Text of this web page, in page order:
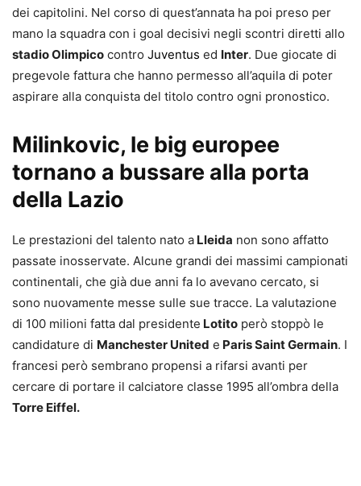
dei capitolini. Nel corso di quest’annata ha poi preso per
mano la squadra con i goal decisivi negli scontri diretti allo
stadio Olimpico contro Juventus ed Inter. Due giocate di
pregevole fattura che hanno permesso all’aquila di poter
aspirare alla conquista del titolo contro ogni pronostico.
Milinkovic, le big europee
tornano a bussare alla porta
della Lazio
Le prestazioni del talento nato a Lleida non sono affatto
passate inosservate. Alcune grandi dei massimi campionati
continentali, che già due anni fa lo avevano cercato, si
sono nuovamente messe sulle sue tracce. La valutazione
di 100 milioni fatta dal presidente Lotito però stoppò le
candidature di Manchester United e Paris Saint Germain. I
francesi però sembrano propensi a rifarsi avanti per
cercare di portare il calciatore classe 1995 all’ombra della
Torre Eiffel.